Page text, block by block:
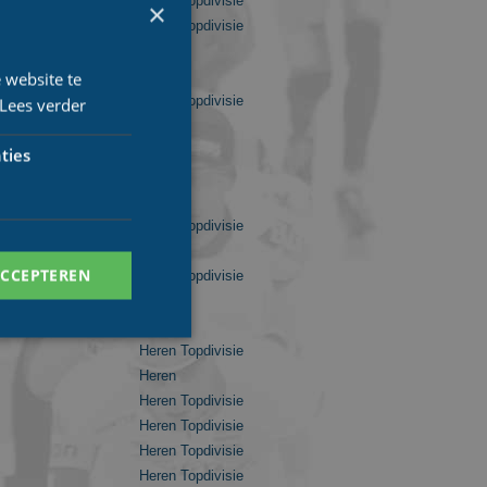
Heren Topdivisie
Heren Topdivisie
Heren Topdivisie
Heren Topdivisie
Heren Topdivisie
Heren
Heren Topdivisie
Heren Topdivisie
Heren Topdivisie
Heren Topdivisie
×
website te
Lees verder
cookies kunnen